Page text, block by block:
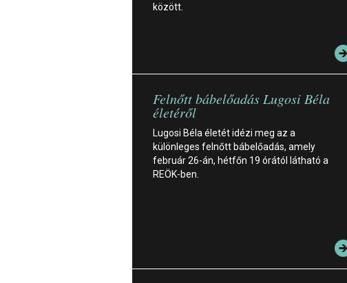
között.
Felnőtt bábelőadás Lugosi Béla
életéről
Lugosi Béla életét idézi meg az a
különleges felnőtt bábelőadás, amely
február 26-án, hétfőn 19 órától látható a
REÖK-ben.